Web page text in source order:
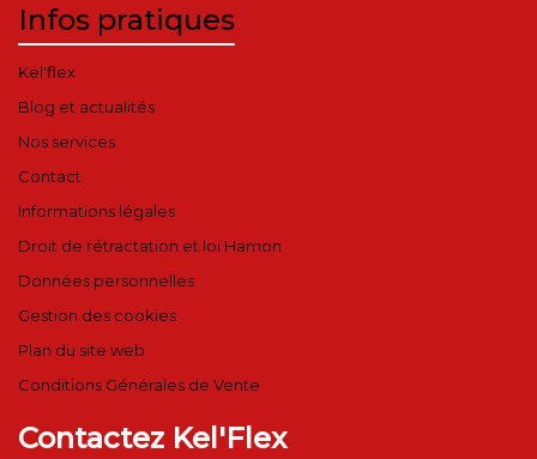
Infos pratiques
Kel'flex
Blog et actualités
Nos services
Contact
Informations légales
Droit de rétractation et loi Hamon
Données personnelles
Gestion des cookies
Plan du site web
Conditions Générales de Vente
Contactez Kel'Flex